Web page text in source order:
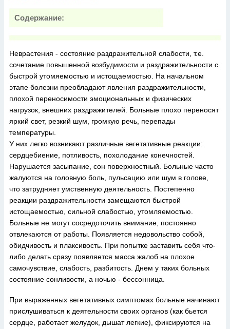
Содержание:
Неврастения - состояние раздражительной слабости, т.е.
сочетание повышенной возбудимости и раздражительности с
быстрой утомяемостью и истощаемостью. На начальном
этапе болезни преобладают явления раздражительности,
плохой переносимости эмоциональных и физических
нагрузок, внешних раздражителей. Больные плохо переносят
яркий свет, резкий шум, громкую речь, перепады
температуры.
У них легко возникают различные вегетативные реакции:
сердцебиение, потливость, похолодание конечностей.
Нарушается засыпание, сон поверхностный. Больные часто
жалуются на головную боль, пульсацию или шум в голове,
что затрудняет умственную деятельность. Постепенно
реакции раздражительности замещаются быстрой
истощаемостью, сильной слабостью, утомляемостью.
Больные не могут сосредоточить внимание, постоянно
отвлекаются от работы. Появляется недовольство собой,
обидчивость и плаксивость. При попытке заставить себя что-
либо делать сразу появляется масса жалоб на плохое
самочувствие, слабость, разбитость. Днем у таких больных
состояние сонливости, а ночью - бессонница.
При выраженных вегетативных симптомах больные начинают
прислушиваться к деятельности своих органов (как бьется
сердце, работает желудок, дышат легкие), фиксируются на